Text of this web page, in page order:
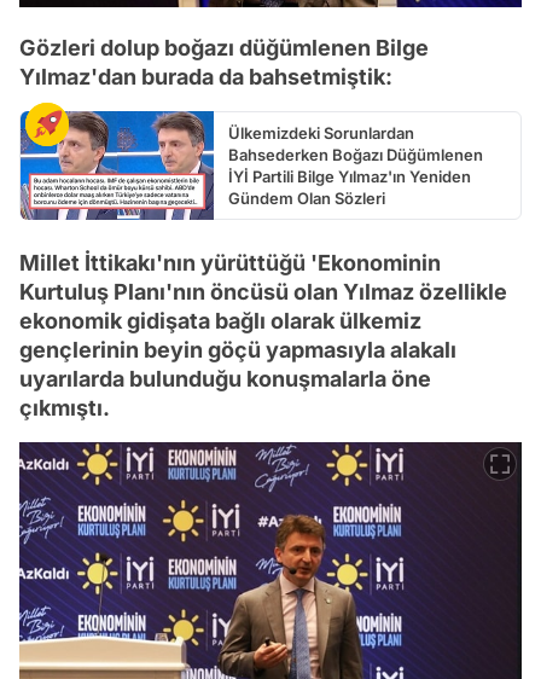
Gözleri dolup boğazı düğümlenen Bilge
Yılmaz'dan burada da bahsetmiştik:
Ülkemizdeki Sorunlardan
Bahsederken Boğazı Düğümlenen
İYİ Partili Bilge Yılmaz'ın Yeniden
Gündem Olan Sözleri
Millet İttikakı'nın yürüttüğü 'Ekonominin
Kurtuluş Planı'nın öncüsü olan Yılmaz özellikle
ekonomik gidişata bağlı olarak ülkemiz
gençlerinin beyin göçü yapmasıyla alakalı
uyarılarda bulunduğu konuşmalarla öne
çıkmıştı.